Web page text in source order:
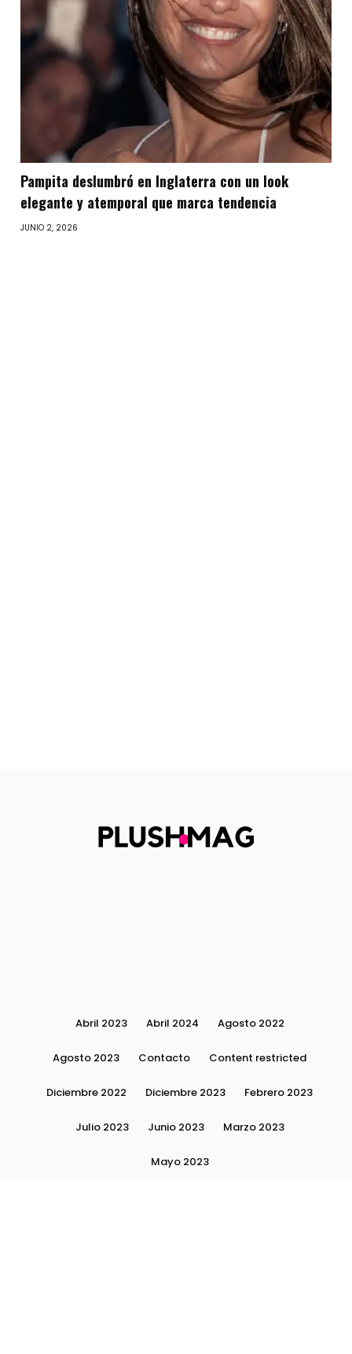
Pampita deslumbró en Inglaterra con un look
elegante y atemporal que marca tendencia
JUNIO 2, 2026
Abril 2023 Abril 2024 Agosto 2022
Agosto 2023 Contacto Content restricted
Diciembre 2022 Diciembre 2023 Febrero 2023
Julio 2023 Junio 2023 Marzo 2023
Mayo 2023